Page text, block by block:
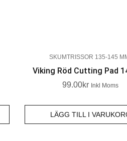
SKUMTRISSOR 135-145
Viking Röd Cutting Pad
99.00Kr Inkl Moms
LÄGG TILL I